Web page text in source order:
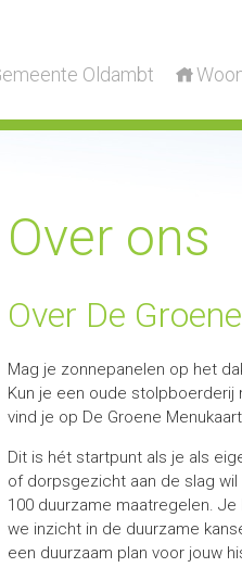
Oldambt
Over ons
Over De
Mag je zonnepanelen op het
Kun je een oude
vind je op De Groene
Dit is hét startpunt als je als
of dorpsgezicht aan de slag
100 duurzame maatregelen.
we inzicht in de duurzame
een duurzaam plan voor jouw